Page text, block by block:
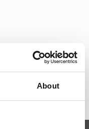
About
kl 09.00-15.00 via